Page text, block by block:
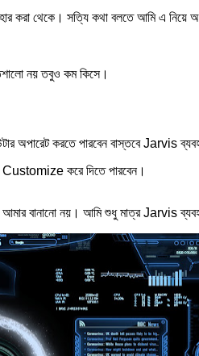
করা থেকে। সত্যি কথা বলতে আমি এ নিয়ে
নয় তবুও কম কিসে।
অপারেট করতে পারবেন বাস্তবে Jarvis
করে দিতে পারবেন।
বানানো নয়। আমি শুধু মাত্র Jarvis